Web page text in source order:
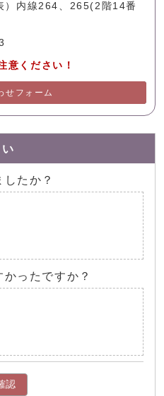
内線264、265(2階14番
意ください！
せフォーム
たか？
ったですか？
認